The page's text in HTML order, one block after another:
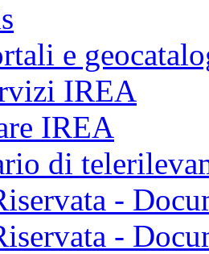
e
IREA
IREA
di
-
-